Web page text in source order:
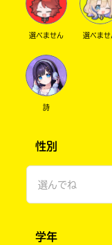
選べません 選べませ
詩
性別
選んでね
学年